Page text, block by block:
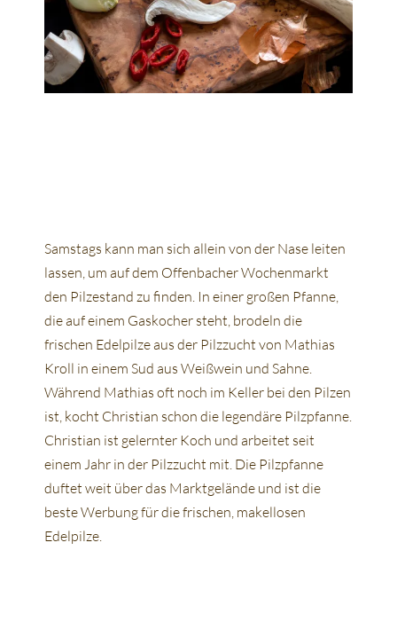
Samstags kann man sich allein von der Nase leiten
lassen, um auf dem Offenbacher Wochenmarkt
den Pilzestand zu finden. In einer großen Pfanne,
die auf einem Gaskocher steht, brodeln die
frischen Edelpilze aus der Pilzzucht von Mathias
Kroll in einem Sud aus Weißwein und Sahne.
Während Mathias oft noch im Keller bei den Pilzen
ist, kocht Christian schon die legendäre Pilzpfanne.
Christian ist gelernter Koch und arbeitet seit
einem Jahr in der Pilzzucht mit. Die Pilzpfanne
duftet weit über das Marktgelände und ist die
beste Werbung für die frischen, makellosen
Edelpilze.